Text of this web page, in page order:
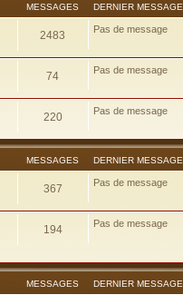
MESSAGES DERNIER MESSAGE
2483 Pas de message
74 Pas de message
220 Pas de message
MESSAGES DERNIER MESSAGE
367 Pas de message
194 Pas de message
MESSAGES DERNIER MESSAGE